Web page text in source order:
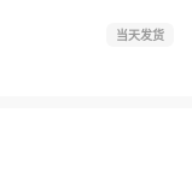
当天发货